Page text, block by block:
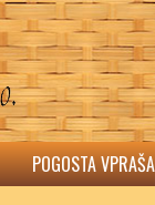
POGOSTA